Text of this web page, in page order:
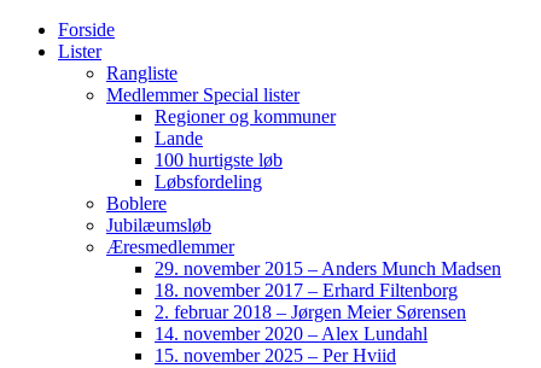
Forside
Lister
Rangliste
Medlemmer Special lister
Regioner og kommuner
Lande
100 hurtigste løb
Løbsfordeling
Boblere
Jubilæumsløb
Æresmedlemmer
29. november 2015 – Anders Munch Madsen
18. november 2017 – Erhard Filtenborg
2. februar 2018 – Jørgen Meier Sørensen
14. november 2020 – Alex Lundahl
15. november 2025 – Per Hviid